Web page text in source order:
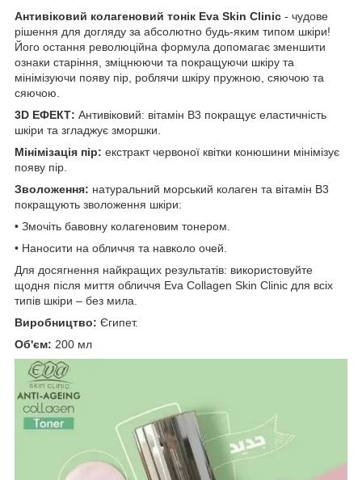
Антивіковий колагеновий тонік Eva Skin Clinic - чудове
рішення для догляду за абсолютно будь-яким типом шкіри!
Його остання революційна формула допомагає зменшити
ознаки старіння, зміцнюючи та покращуючи шкіру та
мінімізуючи появу пір, роблячи шкіру пружною, сяючою та
сяючою.
3D ЕФЕКТ: Антивіковий: вітамін B3 покращує еластичність
шкіри та згладжує зморшки.
Мінімізація пір: екстракт червоної квітки конюшини мінімізує
появу пір.
Зволоження: натуральний морський колаген та вітамін B3
покращують зволоження шкіри:
• Змочіть бавовну колагеновим тонером.
• Наносити на обличчя та навколо очей.
Для досягнення найкращих результатів: використовуйте
щодня після миття обличчя Eva Collagen Skin Clinic для всіх
типів шкіри – без мила.
Виробництво: Єгипет.
Об'єм: 200 мл